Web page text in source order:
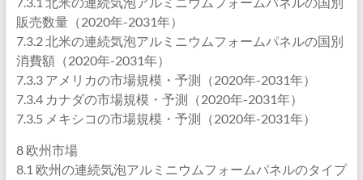
販売数量（2020年-2031年）
7.3.2 北米の連続気泡アルミニウムフォームパネルの国別
消費額（2020年-2031年）
7.3.3 アメリカの市場規模・予測（2020年-2031年）
7.3.4 カナダの市場規模・予測（2020年-2031年）
7.3.5 メキシコの市場規模・予測（2020年-2031年）
8 欧州市場
8.1 欧州の連続気泡アルミニウムフォームパネルのタイプ